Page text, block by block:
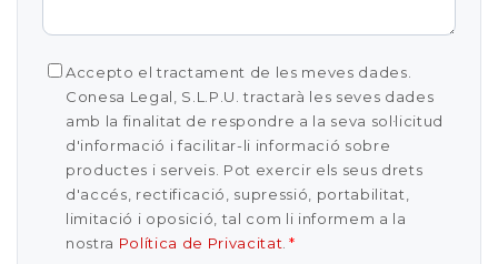
Accepto el tractament de les meves dades.
Conesa Legal, S.L.P.U. tractarà les seves dades
amb la finalitat de respondre a la seva sol·licitud
d'informació i facilitar-li informació sobre
productes i serveis. Pot exercir els seus drets
d'accés, rectificació, supressió, portabilitat,
limitació i oposició, tal com li informem a la
nostra Política de Privacitat *